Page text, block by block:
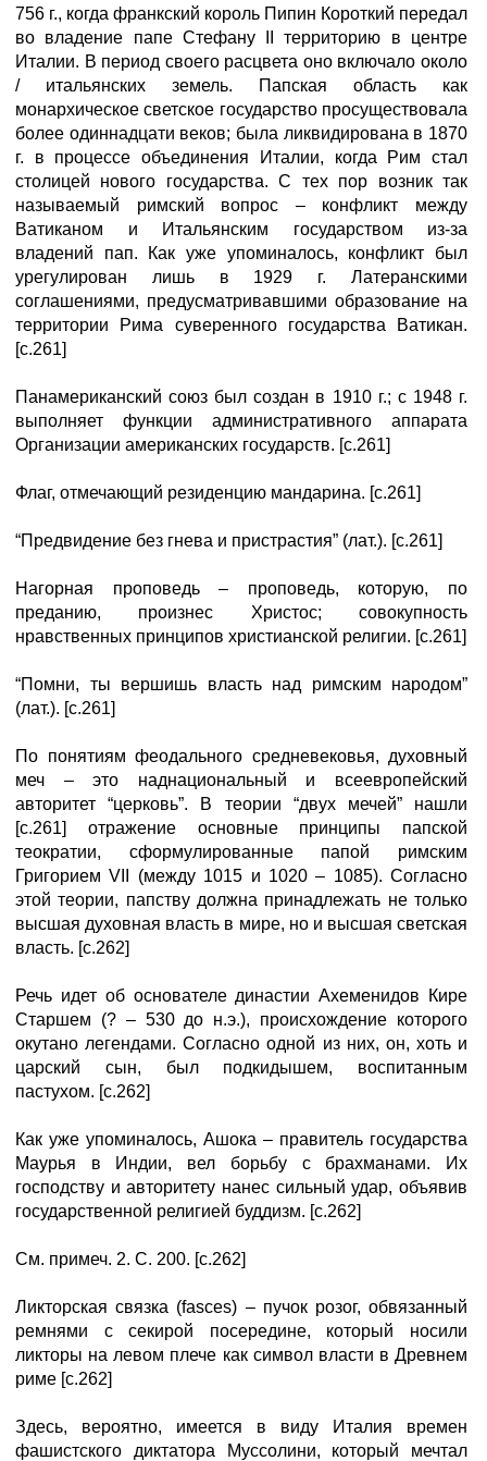
756 г., когда франкский король Пипин Короткий передал
во владение папе Стефану II территорию в центре
Италии. В период своего расцвета оно включало около
/ итальянских земель. Папская область как
монархическое светское государство просуществовала
более одиннадцати веков; была ликвидирована в 1870
г. в процессе объединения Италии, когда Рим стал
столицей нового государства. С тех пор возник так
называемый римский вопрос – конфликт между
Ватиканом и Итальянским государством из-за
владений пап. Как уже упоминалось, конфликт был
урегулирован лишь в 1929 г. Латеранскими
соглашениями, предусматривавшими образование на
территории Рима суверенного государства Ватикан.
[с.261]
Панамериканский союз был создан в 1910 г.; с 1948 г.
выполняет функции административного аппарата
Организации американских государств. [с.261]
Флаг, отмечающий резиденцию мандарина. [с.261]
“Предвидение без гнева и пристрастия” (лат.). [с.261]
Нагорная проповедь – проповедь, которую, по
преданию, произнес Христос; совокупность
нравственных принципов христианской религии. [с.261]
“Помни, ты вершишь власть над римским народом”
(лат.). [с.261]
По понятиям феодального средневековья, духовный
меч – это наднациональный и всеевропейский
авторитет “церковь”. В теории “двух мечей” нашли
[с.261] отражение основные принципы папской
теократии, сформулированные папой римским
Григорием VII (между 1015 и 1020 – 1085). Согласно
этой теории, папству должна принадлежать не только
высшая духовная власть в мире, но и высшая светская
власть. [с.262]
Речь идет об основателе династии Ахеменидов Кире
Старшем (? – 530 до н.э.), происхождение которого
окутано легендами. Согласно одной из них, он, хоть и
царский сын, был подкидышем, воспитанным
пастухом. [с.262]
Как уже упоминалось, Ашока – правитель государства
Маурья в Индии, вел борьбу с брахманами. Их
господству и авторитету нанес сильный удар, объявив
государственной религией буддизм. [с.262]
См. примеч. 2. С. 200. [с.262]
Ликторская связка (fasces) – пучок розог, обвязанный
ремнями с секирой посередине, который носили
ликторы на левом плече как символ власти в Древнем
риме [с.262]
Здесь, вероятно, имеется в виду Италия времен
фашистского диктатора Муссолини, который мечтал